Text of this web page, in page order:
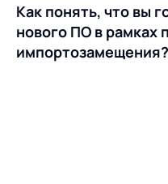
Как понять, что вы
нового ПО в рамках
импортозамещения?